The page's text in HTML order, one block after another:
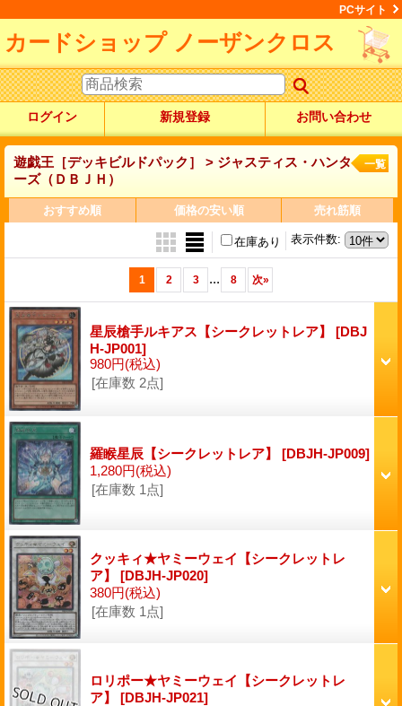
PCサイト
カードショップ ノーザンクロス
ログイン 新規登録 お問い合わせ
遊戯王［デッキビルドパック］ > ジャスティス・ハンタ
ーズ（ＤＢＪＨ）
一覧
おすすめ順 価格の安い順 売れ筋順
表示件数:
在庫あり
1 2 3 ... 8 次»
星辰槍手ルキアス【シークレットレア】 [DBJ
H-JP001]
980円(税込)
[在庫数 2点]
羅睺星辰【シークレットレア】 [DBJH-JP009]
1,280円(税込)
[在庫数 1点]
クッキィ★ヤミーウェイ【シークレットレ
ア】 [DBJH-JP020]
380円(税込)
[在庫数 1点]
ロリポー★ヤミーウェイ【シークレットレ
ア】 [DBJH-JP021]